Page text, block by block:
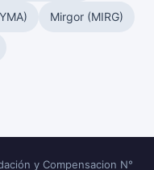
Mirgor (MIRG)
y Compensacion N°